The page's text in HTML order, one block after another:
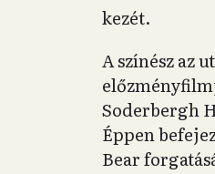
kezét.
A színész az
Soderbergh
Éppen
Bear